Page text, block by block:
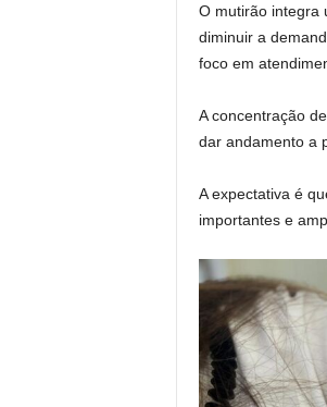
O mutirão integra
diminuir a
foco em
A concentração
dar andamento a
A expectativa é
importantes e